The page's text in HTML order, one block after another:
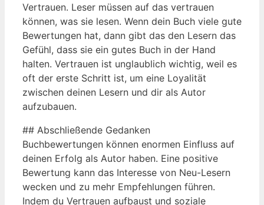
Vertrauen. Leser müssen auf das vertrauen
können, was sie lesen. Wenn dein Buch viele gute
Bewertungen hat, dann gibt das den Lesern das
Gefühl, dass sie ein gutes Buch in der Hand
halten. Vertrauen ist unglaublich wichtig, weil es
oft der erste Schritt ist, um eine Loyalität
zwischen deinen Lesern und dir als Autor
aufzubauen.
## Abschließende Gedanken
Buchbewertungen können enormen Einfluss auf
deinen Erfolg als Autor haben. Eine positive
Bewertung kann das Interesse von Neu-Lesern
wecken und zu mehr Empfehlungen führen.
Indem du Vertrauen aufbaust und soziale